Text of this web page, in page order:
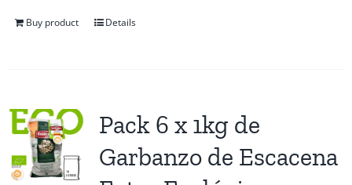
Buy product Details
Pack 6 x 1kg de
Garbanzo de Escacena